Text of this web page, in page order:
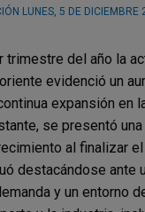
LUNES, 5 DE DICIEMBRE
trimestre del año la
evidenció un
expansión en
se presentó
al finalizar el
destacándose ante
y un entorno